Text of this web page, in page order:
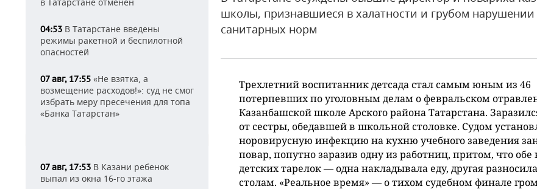
04:53 В Татарстане введены
режимы ракетной и беспилотной
опасностей
07 авг, 17:55 «Не взятка, а
возмещение расходов!»: суд не смог
избрать меру пресечения для топа
«Банка Татарстан»
07 авг, 17:53 В Казани ребенок
выпал из окна 16-го этажа
школы, признавшиеся в халатности и грубом нарушении
санитарных норм
Трехлетний воспитанник детсада стал самым юным из 46
потерпевших по уголовным делам о февральском
Казанбашской школе Арского района Татарстана.
от сестры, обедавшей в школьной столовке. Судом
норовирусную инфекцию на кухню учебного заведения
повар, попутно заразив одну из работниц, притом, что обе
детских тарелок — одна накладывала еду, другая
столам. «Реальное время» — о тихом судебном финале